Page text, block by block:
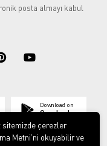
posta almayı kabul
Download on
Google play
sitemizde çerezler
Metni’ni okuyabilir ve